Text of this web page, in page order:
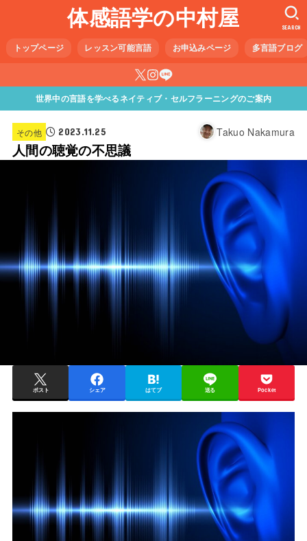
体感語学の中村屋
トップページ レッスン可能言語 お申込みページ 多言語ブログ
SEARCH
世界中の言語を学べるネイティブ・セルフラーニングのご案内
その他 2023.11.25 Takuo Nakamura
人間の聴覚の不思議
ポスト シェア はてブ 送る Pocket